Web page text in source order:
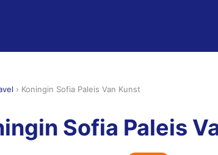
› Koningin Sofia Paleis Van Kunst
Sofia Paleis